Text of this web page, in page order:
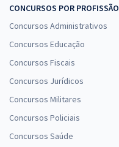
CONCURSOS POR PROFISSÃO
Concursos Administrativos
Concursos Educação
Concursos Fiscais
Concursos Jurídicos
Concursos Militares
Concursos Policiais
Concursos Saúde